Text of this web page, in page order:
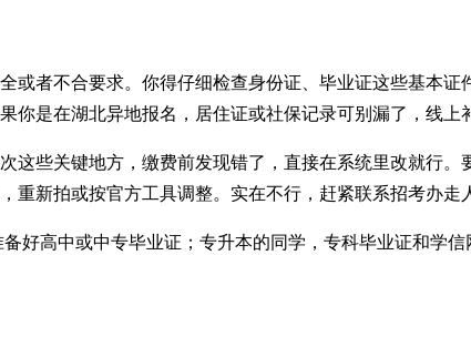
或者不合要求。你得仔细检查身份证、毕业证这些基本
是在湖北异地报名，居住证或社保记录可别漏了，线上
这些关键地方，缴费前发现错了，直接在系统里改就行
新拍或按官方工具调整。实在不行，赶紧联系招考办走
好高中或中专毕业证；专升本的同学，专科毕业证和学